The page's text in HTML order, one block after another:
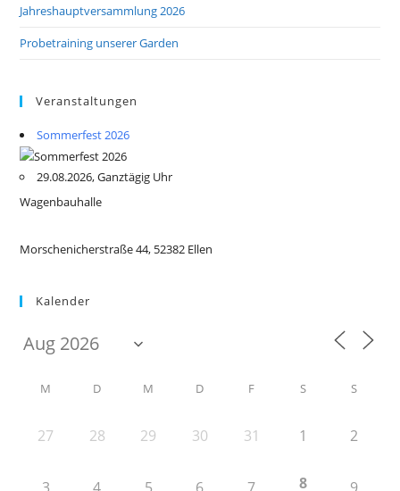
Jahreshauptversammlung 2026
Probetraining unserer Garden
Veranstaltungen
Sommerfest 2026
29.08.2026, Ganztägig Uhr
Wagenbauhalle
Morschenicherstraße 44, 52382 Ellen
Kalender
M D M D F S S
27 28 29 30 31 1 2
8